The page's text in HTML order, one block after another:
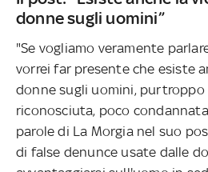
donne sugli uomini”
"Se vogliamo veramente
vorrei far presente che esiste
donne sugli uomini, purtroppo
riconosciuta, poco
parole di La Morgia nel suo
di false denunce usate dalle